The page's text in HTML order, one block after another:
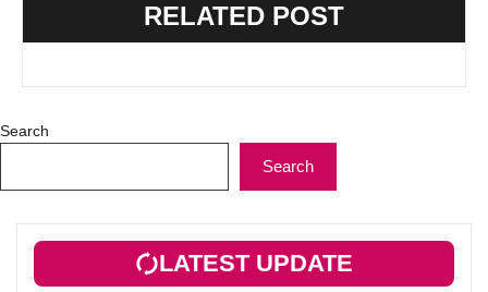
RELATED POST
Search
Search
LATEST UPDATE